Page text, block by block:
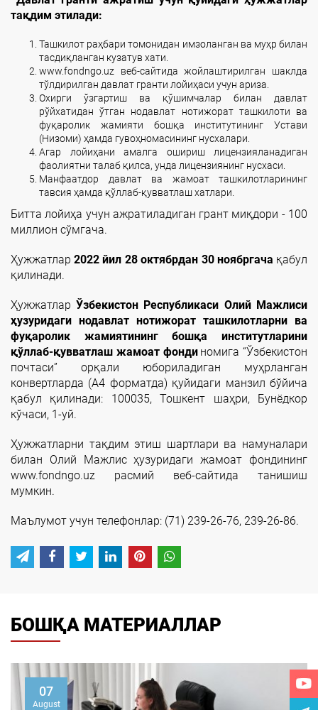
тақдим этилади:
Ташкилот раҳбари томонидан имзоланган ва муҳр билан
тасдиқланган кузатув хати.
www.fоndngo.uz веб-сайтида жойлаштирилган шаклда
тўлдирилган давлат гранти лойиҳаси учун ариза.
Охирги ўзгартиш ва қўшимчалар билан давлат
рўйхатидан ўтган нодавлат нотижорат ташкилоти ва
фуқаролик жамияти бошқа институтининг Устави
(Низоми) ҳамда гувоҳномасининг нусхалари.
Агар лойиҳани амалга ошириш лицензияланадиган
фаолиятни талаб қилса, унда лицензиянинг нусхаси.
Манфаатдор давлат ва жамоат ташкилотларининг
тавсия ҳамда қўллаб-қувватлаш хатлари.
Битта лойиҳа учун ажратиладиган грант миқдори - 100
миллион сўмгача.
Ҳужжатлар 2022 йил 28 октябрдан 30 ноябргача қабул
қилинади.
Ҳужжатлар Ўзбекистон Республикаси Олий Мажлиси
ҳузуридаги нодавлат нотижорат ташкилотларни ва
фуқаролик жамиятининг бошқа институтларини
қўллаб-қувватлаш жамоат фонди номига “Ўзбекистон
почтаси” орқали юбориладиган муҳрланган
конвертларда (А4 форматда) қуйидаги манзил бўйича
қабул қилинади: 100035, Тошкент шаҳри, Бунёдкор
кўчаси, 1-уй.
Ҳужжатларни тақдим этиш шартлари ва намуналари
билан Олий Мажлис ҳузуридаги жамоат фондининг
www.fondngo.uz расмий веб-сайтида танишиш
мумкин.
Маълумот учун телефонлар: (71) 239-26-76, 239-26-86.
БОШҚА МАТЕРИАЛЛАР
07
August